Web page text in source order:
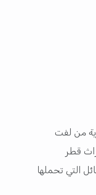
من لفت
قصة تراث قطر
التي تحملها